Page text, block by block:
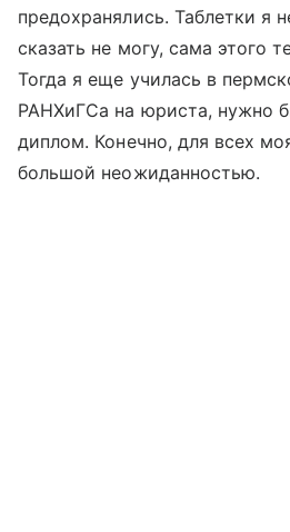
предохранялись. Таблетки я
сказать не могу, сама этого
Тогда я еще училась в
РАНХиГСа на юриста, нужно
диплом. Конечно, для всех
большой неожиданностью.